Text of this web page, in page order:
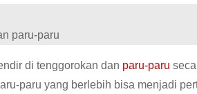
di tenggorokan dan paru-paru
paru yang berlebih bisa menjadi